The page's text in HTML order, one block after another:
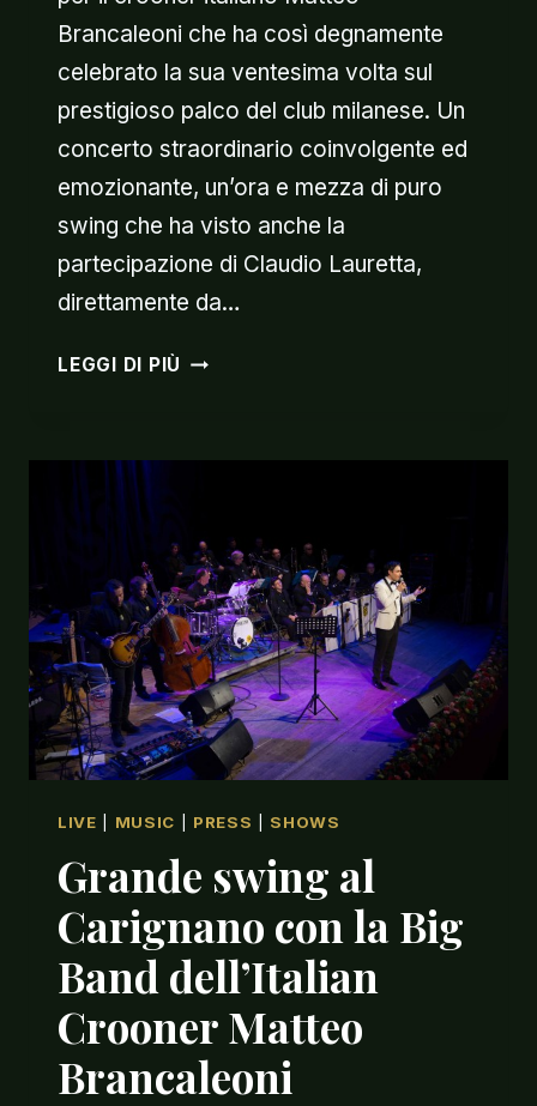
Brancaleoni che ha così degnamente
celebrato la sua ventesima volta sul
prestigioso palco del club milanese. Un
concerto straordinario coinvolgente ed
emozionante, un’ora e mezza di puro
swing che ha visto anche la
partecipazione di Claudio Lauretta,
direttamente da…
LEGGI DI PIÙ SOLD
CROONER
MATTEO
BRANCALEONI
LIVE MUSIC PRESS SHOWS
Grande swing al
Carignano con la Big
Band dell’Italian
Crooner Matteo
Brancaleoni